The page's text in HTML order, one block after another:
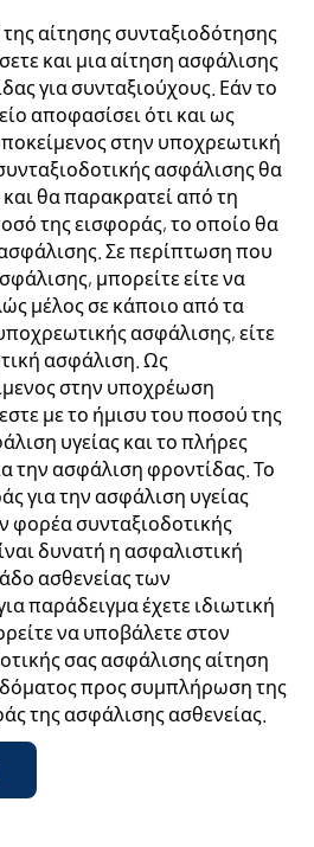
αίτησης συνταξιοδότησης
και μια αίτηση ασφάλισης
για συνταξιούχους. Εάν το
αποφασίσει ότι και ως
στην υποχρεωτική
ασφάλισης θα
θα παρακρατεί από τη
της εισφοράς, το οποίο θα
Σε περίπτωση που
μπορείτε είτε να
μέλος σε κάποιο από τα
ασφάλισης, είτε
ασφάλιση. Ως
στην υποχρέωση
με το ήμισυ του ποσού της
υγείας και το πλήρες
την ασφάλιση φροντίδας. Το
για την ασφάλιση υγείας
φορέα συνταξιοδοτικής
δυνατή η ασφαλιστική
ασθενείας των
παράδειγμα έχετε ιδιωτική
να υποβάλετε στον
σας ασφάλισης αίτηση
προς συμπλήρωση της
της ασφάλισης ασθενείας.